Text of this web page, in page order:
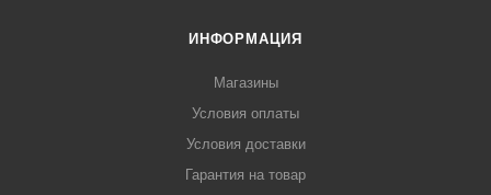
ИНФОРМАЦИЯ
Магазины
Условия оплаты
Условия доставки
Гарантия на товар